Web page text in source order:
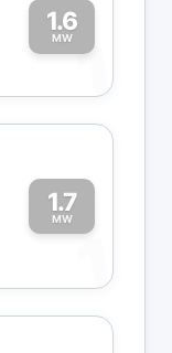
1.6
MW1
1.7
MW
1